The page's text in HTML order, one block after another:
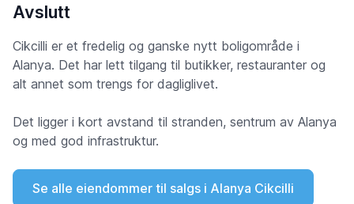
Avslutt
Cikcilli er et fredelig og ganske nytt boligområde i
Alanya. Det har lett tilgang til butikker, restauranter og
alt annet som trengs for dagliglivet.
Det ligger i kort avstand til stranden, sentrum av Alanya
og med god infrastruktur.
Se alle eiendommer til salgs i Alanya Cikcilli